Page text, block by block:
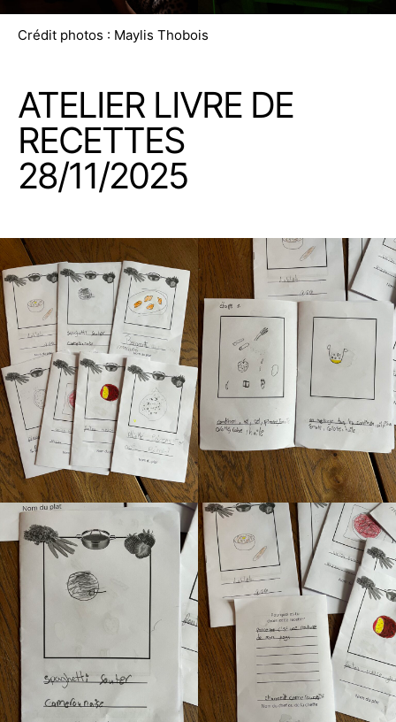
Crédit photos : Maylis Thobois
ATELIER LIVRE DE
RECETTES
28/11/2025